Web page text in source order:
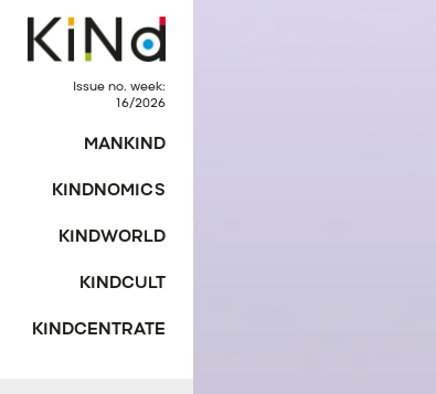
Issue no. week:
16/2026
MANKIND
KINDNOMICS
KINDWORLD
KINDCULT
KINDCENTRATE